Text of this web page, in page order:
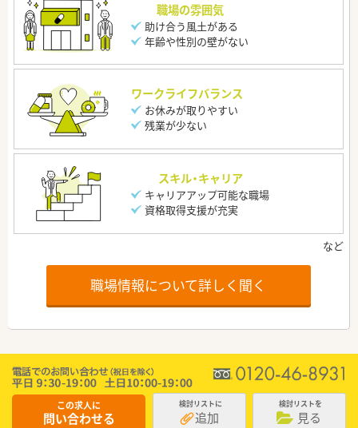
職場の雰囲気
助け合う風土がある
年齢や性別の壁がない
ワークライフバランス
お休みが取りやすい
残業が少ない
スキル・キャリア
キャリアアップ可能な職場
資格取得支援が充実
職場情報について詳しく聞く
この求人に
問い合わせる
検討リストに
追加
検討リストを
見る